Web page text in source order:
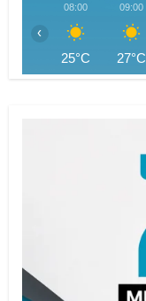
08:00
25°C
09:00
27°C
‹